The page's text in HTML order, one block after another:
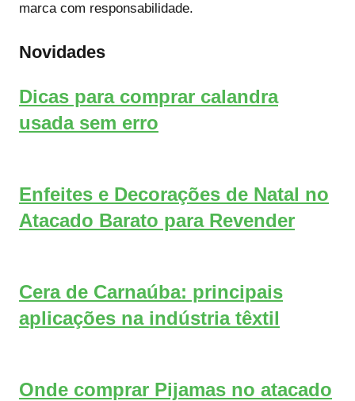
marca com responsabilidade.
Novidades
Dicas para comprar calandra
usada sem erro
Enfeites e Decorações de Natal no
Atacado Barato para Revender
Cera de Carnaúba: principais
aplicações na indústria têxtil
Onde comprar Pijamas no atacado